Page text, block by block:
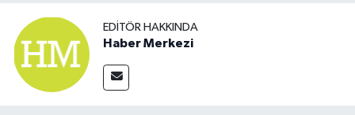
EDITÖR HAKKINDA
Haber Merkezi